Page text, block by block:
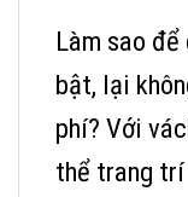
Làm sao
bật, lại
phí? Với
thể trang